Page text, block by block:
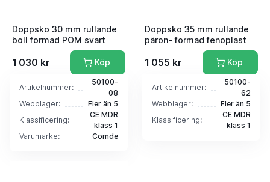
Doppsko 30 mm rullande
boll formad POM svart
1 030 kr Köp
Artikelnummer:
50100-
08
Webblager:
Fler än 5
Klassificering:
CE MDR
klass 1
Varumärke:
Comde
Doppsko 35 mm rullande
päron- formad fenoplast
1 055 kr Köp
Artikelnummer:
50100-
62
Webblager:
Fler än 5
Klassificering:
CE MDR
klass 1